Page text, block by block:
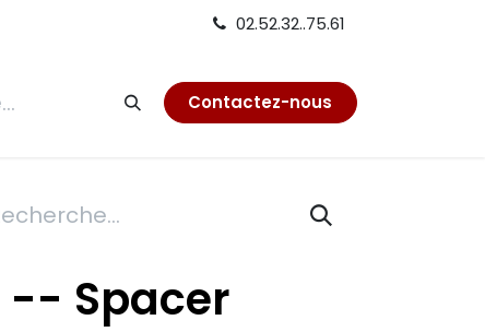
02.52.32..75.61
Contactez-nous
-- Spacer